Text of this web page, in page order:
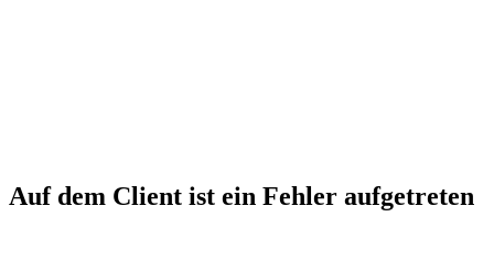
Auf dem Client ist ein Fehler aufgetreten